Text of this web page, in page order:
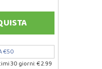
€50
30 giorni: € 2.99